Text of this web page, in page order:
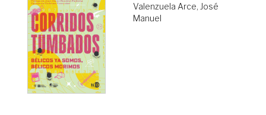
Valenzuela Arce, José
Manuel